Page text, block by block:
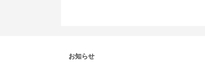
お知らせ